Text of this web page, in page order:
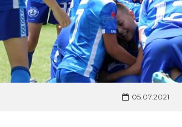
05.07.2021